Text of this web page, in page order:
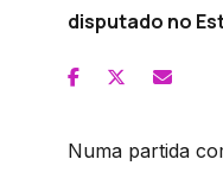
disputado no
Numa partida